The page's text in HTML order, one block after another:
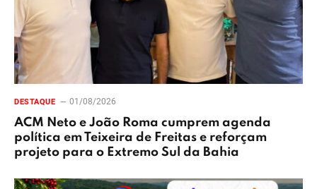
DESTAQUE 01/08/2026
ACM Neto e João Roma cumprem agenda
política em Teixeira de Freitas e reforçam
projeto para o Extremo Sul da Bahia